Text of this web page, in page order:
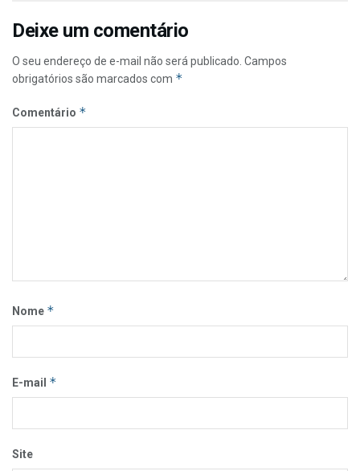
Deixe um comentário
O seu endereço de e-mail não será publicado. Campos
obrigatórios são marcados com *
Comentário *
Nome *
E-mail *
Site